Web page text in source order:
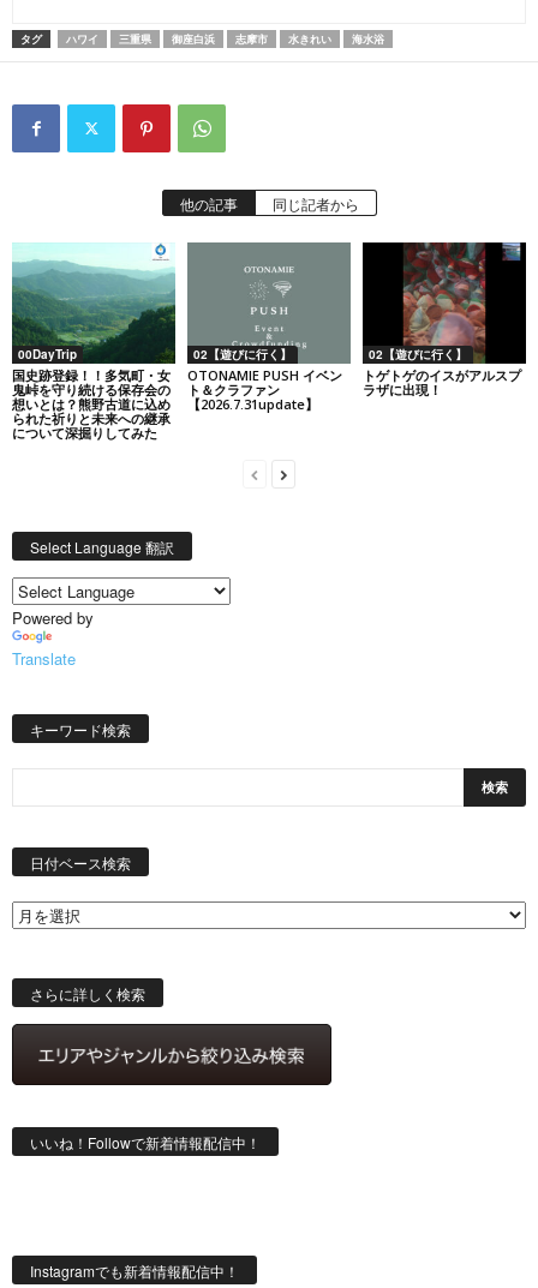
タグ ハワイ 三重県 御座白浜 志摩市 水きれい 海水浴
他の記事 同じ記者から
00DayTrip
国史跡登録！！多気町・女
鬼峠を守り続ける保存会の
想いとは？熊野古道に込め
られた祈りと未来への継承
について深掘りしてみた
02【遊びに行く】
OTONAMIE PUSH イベン
ト＆クラファン
【2026.7.31update】
02【遊びに行く】
トゲトゲのイスがアルスプ
ラザに出現！
Select Language 翻訳
Powered by
Translate
キーワード検索
日付ベース検索
索
さらに詳しく検索
いいね！Followで新着情報配信中！
Instagramでも新着情報配信中！